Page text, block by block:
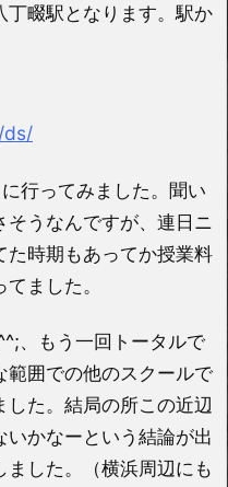
丁畷駅となります。駅か
ds/
行ってみました。聞い
うなんですが、連日ニ
た時期もあってか授業料
ました。
、もう一回トータルで
範囲での他のスクールで
た。結局の所この近辺
かなーという結論が出
した。（横浜周辺にも